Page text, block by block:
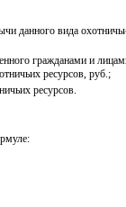
данного вида
гражданами и
ресурсов, руб.;
ресурсов.